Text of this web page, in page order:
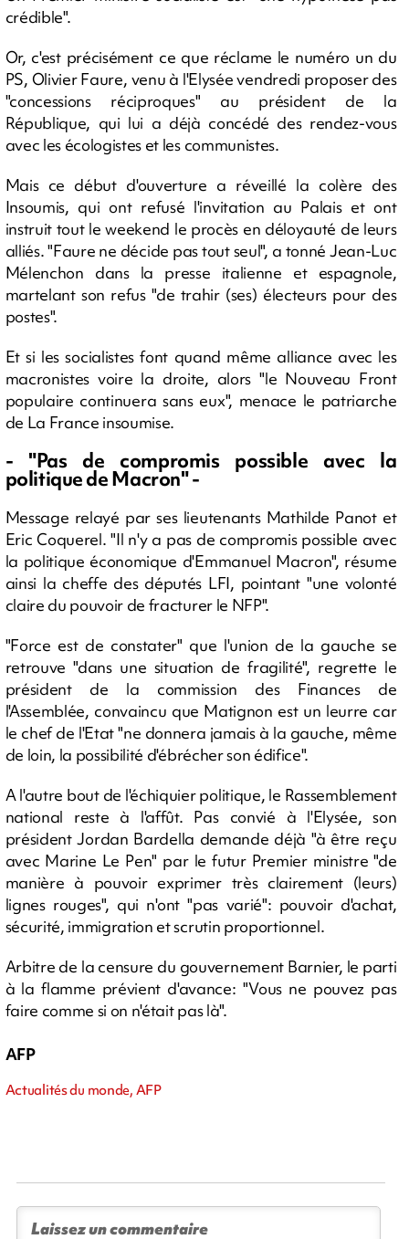
crédible".
Or, c'est précisément ce que réclame le numéro un du
PS, Olivier Faure, venu à l'Elysée vendredi proposer des
"concessions réciproques" au président de la
République, qui lui a déjà concédé des rendez-vous
avec les écologistes et les communistes.
Mais ce début d'ouverture a réveillé la colère des
Insoumis, qui ont refusé l'invitation au Palais et ont
instruit tout le weekend le procès en déloyauté de leurs
alliés. "Faure ne décide pas tout seul", a tonné Jean-Luc
Mélenchon dans la presse italienne et espagnole,
martelant son refus "de trahir (ses) électeurs pour des
postes".
Et si les socialistes font quand même alliance avec les
macronistes voire la droite, alors "le Nouveau Front
populaire continuera sans eux", menace le patriarche
de La France insoumise.
- "Pas de compromis possible avec la
politique de Macron" -
Message relayé par ses lieutenants Mathilde Panot et
Eric Coquerel. "Il n'y a pas de compromis possible avec
la politique économique d'Emmanuel Macron", résume
ainsi la cheffe des députés LFI, pointant "une volonté
claire du pouvoir de fracturer le NFP".
"Force est de constater" que l'union de la gauche se
retrouve "dans une situation de fragilité", regrette le
président de la commission des Finances de
l'Assemblée, convaincu que Matignon est un leurre car
le chef de l'Etat "ne donnera jamais à la gauche, même
de loin, la possibilité d'ébrécher son édifice".
A l'autre bout de l'échiquier politique, le Rassemblement
national reste à l'affût. Pas convié à l'Elysée, son
président Jordan Bardella demande déjà "à être reçu
avec Marine Le Pen" par le futur Premier ministre "de
manière à pouvoir exprimer très clairement (leurs)
lignes rouges", qui n'ont "pas varié": pouvoir d'achat,
sécurité, immigration et scrutin proportionnel.
Arbitre de la censure du gouvernement Barnier, le parti
à la flamme prévient d'avance: "Vous ne pouvez pas
faire comme si on n'était pas là".
AFP
Actualités du monde, AFP